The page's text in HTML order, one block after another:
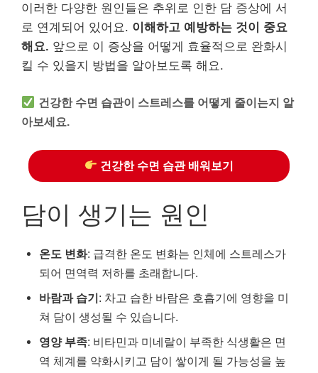
이러한 다양한 원인들은 추위로 인한 담 증상에 서
로 연계되어 있어요. 이해하고 예방하는 것이 중요
해요. 앞으로 이 증상을 어떻게 효율적으로 완화시
킬 수 있을지 방법을 알아보도록 해요.
건강한 수면 습관이 스트레스를 어떻게 줄이는지 알
아보세요.
건강한 수면 습관 배워보기
담이 생기는 원인
온도 변화: 급격한 온도 변화는 인체에 스트레스가
되어 면역력 저하를 초래합니다.
바람과 습기: 차고 습한 바람은 호흡기에 영향을 미
쳐 담이 생성될 수 있습니다.
영양 부족: 비타민과 미네랄이 부족한 식생활은 면
역 체계를 약화시키고 담이 쌓이게 될 가능성을 높